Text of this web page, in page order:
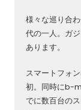
様々な巡り合
代の一人。ガ
あります。
スマートフォ
初。同時にb-
でに数百台の